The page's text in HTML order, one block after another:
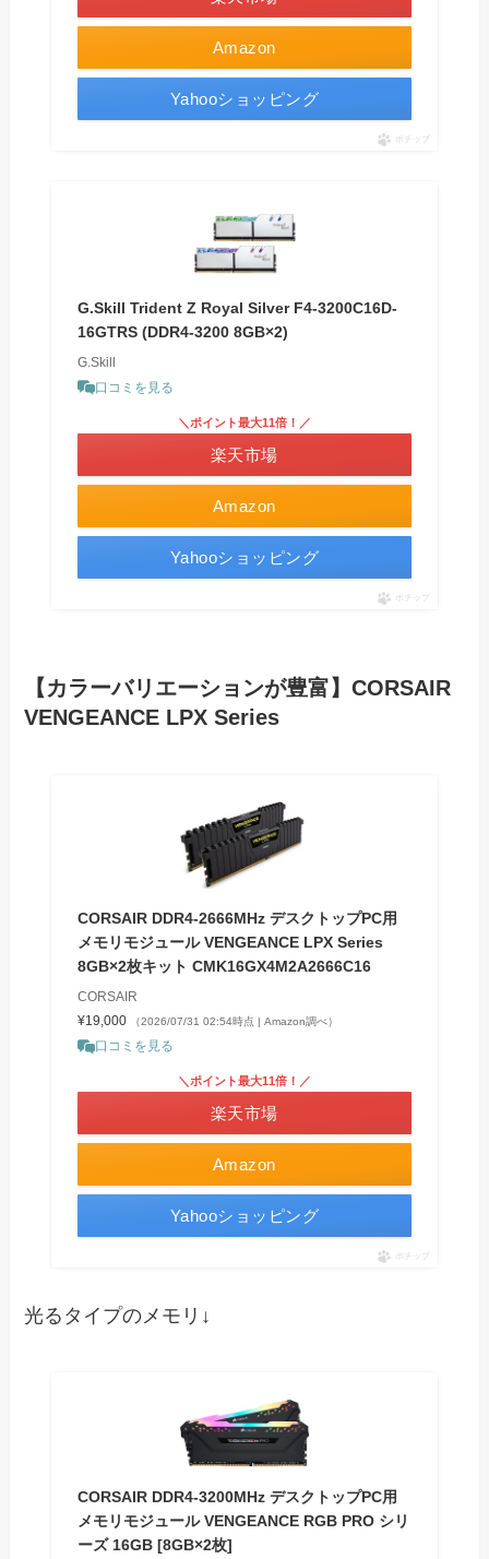
Amazon
Yahooショッピング
ポチップ
G.Skill Trident Z Royal Silver F4-3200C16D-
16GTRS (DDR4-3200 8GB×2)
G.Skill
口コミを見る
Amazon
＼ポイント最大11倍！／
楽天市場
Yahooショッピング
ポチップ
【カラーバリエーションが豊富】CORSAIR
VENGEANCE LPX Series
CORSAIR DDR4-2666MHz デスクトップPC用
メモリモジュール VENGEANCE LPX Series
8GB×2枚キット CMK16GX4M2A2666C16
CORSAIR
¥19,000
（2026/07/31 02:54時点 | Amazon調べ）
口コミを見る
Amazon
＼ポイント最大11倍！／
楽天市場
Yahooショッピング
ポチップ
光るタイプのメモリ↓
CORSAIR DDR4-3200MHz デスクトップPC用
メモリモジュール VENGEANCE RGB PRO シリ
ーズ 16GB [8GB×2枚]